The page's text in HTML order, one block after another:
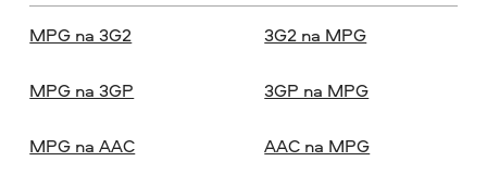
MPG na 3G2
MPG na 3GP
MPG na AAC
3G2 na MPG
3GP na MPG
AAC na MPG